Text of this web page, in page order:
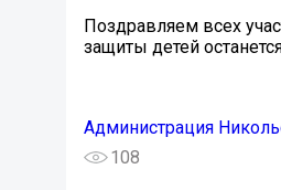
Поздравляем всех
защиты детей
Администрация
108